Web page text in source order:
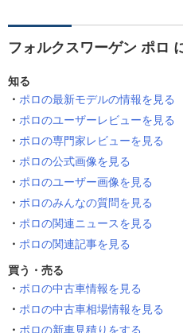
フォルクスワーゲン ポロ
知る
ポロの最新モデルの情報を見る
ポロのユーザーレビューを見る
ポロの専門家レビューを見る
ポロの公式画像を見る
ポロのユーザー画像を見る
ポロのみんなの質問を見る
ポロの関連ニュースを見る
ポロの関連記事を見る
買う・売る
ポロの中古車情報を見る
ポロの中古車相場情報を見る
ポロの新車見積りをする